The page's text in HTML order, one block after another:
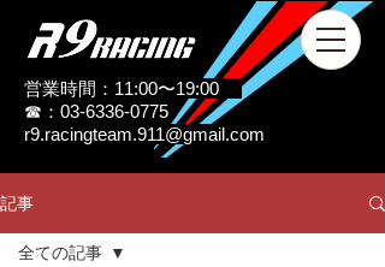
営業時間：11:00〜19:00
☎：03-6336-0775
r9.racingteam.911@gmail.com
記事
全ての記事